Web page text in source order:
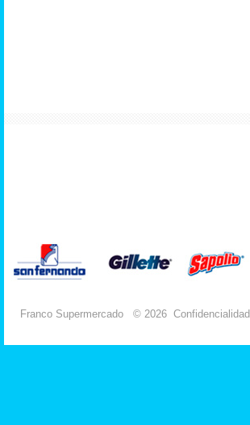
Franco Supermercado © 2026 Confidencialidad